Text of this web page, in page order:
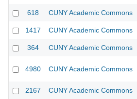
618 CUNY Academic Commons
1417 CUNY Academic Commons
364 CUNY Academic Commons
4980 CUNY Academic Commons
2167 CUNY Academic Commons